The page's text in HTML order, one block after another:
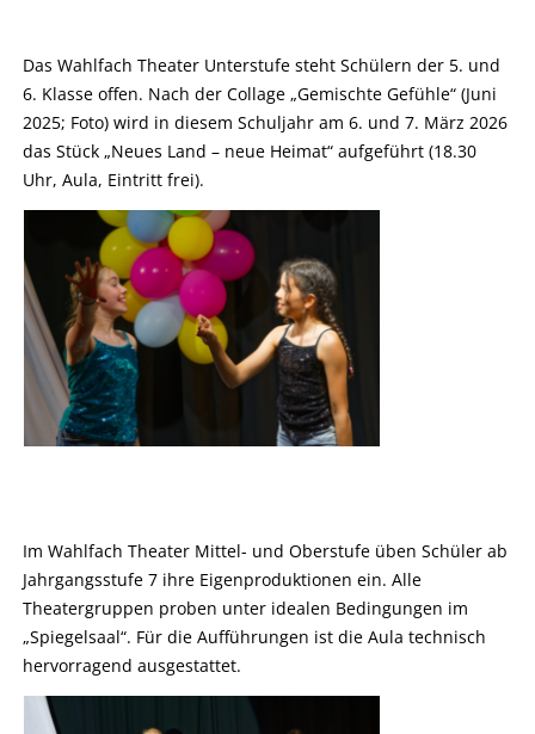
Das Wahlfach Theater Unterstufe steht Schülern der 5. und
6. Klasse offen. Nach der Collage „Gemischte Gefühle“ (Juni
2025; Foto) wird in diesem Schuljahr am 6. und 7. März 2026
das Stück „Neues Land – neue Heimat“ aufgeführt (18.30
Uhr, Aula, Eintritt frei).
Im Wahlfach Theater Mittel- und Oberstufe üben Schüler ab
Jahrgangsstufe 7 ihre Eigenproduktionen ein. Alle
Theatergruppen proben unter idealen Bedingungen im
„Spiegelsaal“. Für die Aufführungen ist die Aula technisch
hervorragend ausgestattet.